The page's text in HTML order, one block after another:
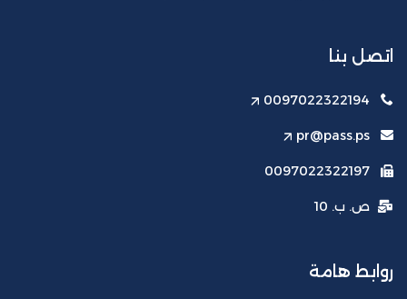
اتصل بنا
0097022322194
pr@pass.ps
0097022322197
ص. ب. 10
روابط هامة